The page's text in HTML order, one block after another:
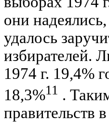
они
удалось
избирателей.
1974 г. 19,4%
18,3%11 .
правительств